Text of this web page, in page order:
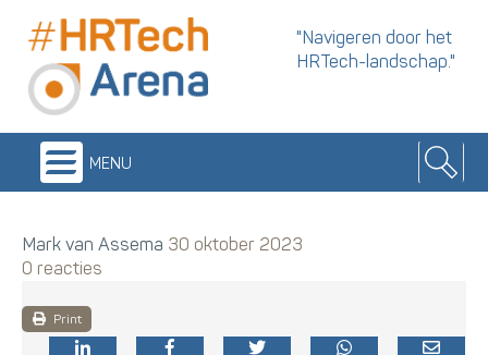
"Navigeren door het
HRTech-landschap."
menu
Mark van Assema 30 oktober 2023
0 reacties
Print